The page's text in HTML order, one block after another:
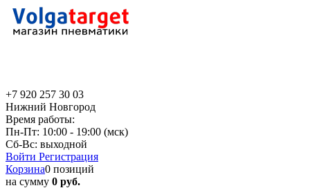
+7 920 257 30 03
Нижний Новгород
Время работы:
Пн-Пт: 10:00 - 19:00 (мск)
Сб-Вс: выходной
Войти Регистрация
Корзина0 позиций
на сумму 0 руб.